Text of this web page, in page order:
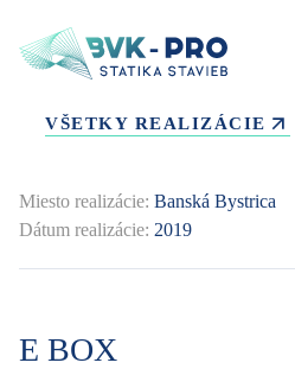
VŠETKY REALIZÁCIE
Dátum realizácie: 2019
Miesto realizácie: Banská Bystrica
E BOX